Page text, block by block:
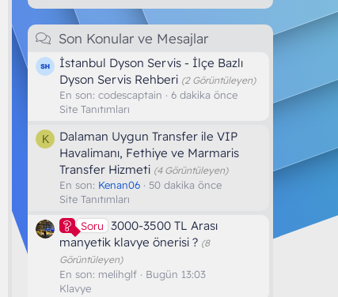
Son Konular ve Mesajlar
İstanbul Dyson Servis - İlçe Bazlı
Dyson Servis Rehberi (2 Görüntüleyen)
En son: codescaptain
6 dakika önce
Site Tanıtımları
K
Dalaman Uygun Transfer ile VIP
Havalimanı, Fethiye ve Marmaris
Transfer Hizmeti (4 Görüntüleyen)
En son: Kenan06
50 dakika önce
Site Tanıtımları
Soru 3000-3500 TL Arası
manyetik klavye önerisi ? (8
Görüntüleyen)
En son: melihglf
Bugün 13:03
Klavye